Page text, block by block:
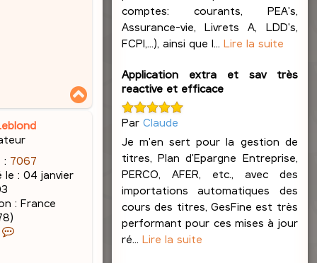
: 7067
le : 04 janvier
: France
comptes: courants, PEA's,
Assurance-vie, Livrets A, LDD's,
FCPI,...), ainsi que l... Lire la suite
Application extra et sav très
reactive et efficace
Par Claude
Je m'en sert pour la gestion de
titres, Plan d'Epargne Entreprise,
PERCO, AFER, etc., avec des
importations automatiques des
cours des titres, GesFine est très
performant pour ces mises à jour
ré... Lire la suite